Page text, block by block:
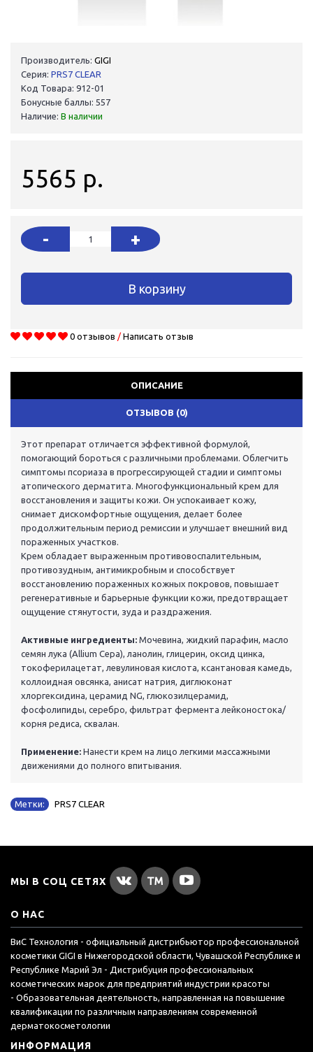
Производитель: GIGI
Серия: PRS7 CLEAR
Код Товара: 912-01
Бонусные баллы: 557
Наличие: В наличии
5565 р.
- +
В корзину
0 отзывов / Написать отзыв
ОПИСАНИЕ
ОТЗЫВОВ (0)
Этот препарат отличается эффективной формулой,
помогающий бороться с различными проблемами. Облегчить
симптомы псориаза в прогрессирующей стадии и симптомы
атопического дерматита. Многофункциональный крем для
восстановления и защиты кожи. Он успокаивает кожу,
снимает дискомфортные ощущения, делает более
продолжительным период ремиссии и улучшает внешний вид
пораженных участков.
Крем обладает выраженным противовоспалительным,
противозудным, антимикробным и способствует
восстановлению пораженных кожных покровов, повышает
регенеративные и барьерные функции кожи, предотвращает
ощущение стянутости, зуда и раздражения.
Активные ингредиенты: Мочевина, жидкий парафин, масло
семян лука (Allium Cepa), ланолин, глицерин, оксид цинка,
токоферилацетат, левулиновая кислота, ксантановая камедь,
коллоидная овсянка, анисат натрия, диглюконат
хлоргексидина, церамид NG, глюкозилцерамид,
фосфолипиды, серебро, фильтрат фермента лейконостока/
корня редиса, сквалан.
Применение: Нанести крем на лицо легкими массажными
движениями до полного впитывания.
Метки: PRS7 CLEAR
МЫ В СОЦ СЕТЯХ
О НАС
ВиС Технология - официальный дистрибьютор профессиональной
косметики GIGI в Нижегородской области, Чувашской Республике и
Республике Марий Эл - Дистрибуция профессиональных
косметических марок для предприятий индустрии красоты
- Образовательная деятельность, направленная на повышение
квалификации по различным направлениям современной
дерматокосметологии
ИНФОРМАЦИЯ